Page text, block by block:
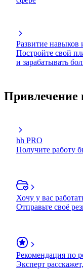
Развитие навыков
Постройте свой
и зарабатывать
Привлечение
hh PRO
Получите работу
Хочу у вас
Отправьте своё
Рекомендация по
Эксперт